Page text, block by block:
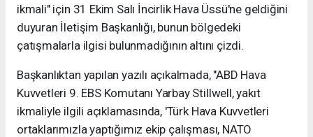
ikmali" için 31 Ekim Salı İncirlik Hava Üssü'ne geldiğini
duyuran İletişim Başkanlığı, bunun bölgedeki
çatışmalarla ilgisi bulunmadığının altını çizdi.
Başkanlıktan yapılan yazılı açıkalmada, "ABD Hava
Kuvvetleri 9. EBS Komutanı Yarbay Stillwell, yakıt
ikmaliyle ilgili açıklamasında, 'Türk Hava Kuvvetleri
ortaklarımızla yaptığımız ekip çalışması, NATO